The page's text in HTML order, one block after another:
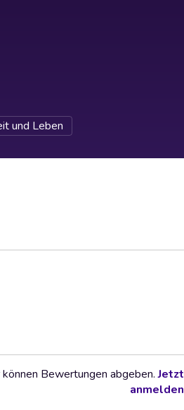
und Leben
Bewertungen abgeben.Jetzt
anmelden